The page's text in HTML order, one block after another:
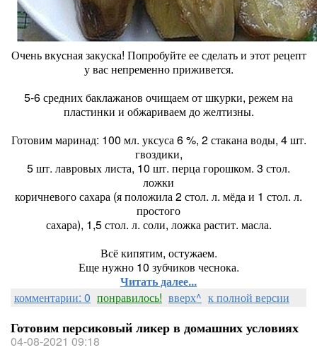
Очень вкусная закуска! Попробуйте ее сделать и этот рецепт
у вас непременно приживется.
5-6 средних баклажанов очищаем от шкурки, режем на
пластинки и обжариваем до желтизны.
Готовим маринад: 100 мл. уксуса 6 %, 2 стакана воды, 4 шт.
гвоздики,
5 шт. лавровых листа, 10 шт. перца горошком. 3 стол.
ложки
коричневого сахара (я положила 2 стол. л. мёда и 1 стол. л.
простого
сахара), 1,5 стол. л. соли, ложка растит. масла.
Всё кипятим, остужаем.
Еще нужно 10 зубчиков чеснока.
Читать далее...
комментарии: 0 понравилось! вверх^ к полной версии
Готовим персиковый ликер в домашних условиях
04-08-2021 09:18